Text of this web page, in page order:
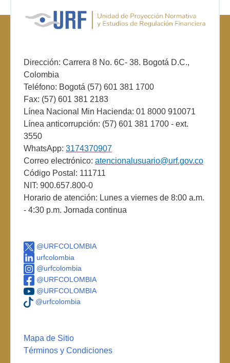
Dirección: Carrera 8 No. 6C- 38. Bogotá D.C.,
Colombia
Teléfono: Bogotá (57) 601 381 1700
Fax: (57) 601 381 2183
Línea Nacional Min Hacienda: 01 8000 910071
Línea anticorrupción: (57) 601 381 1700 - ext.
3550
WhatsApp: 3174370907
Correo electrónico: atencionalusuario@urf.gov.co
Código Postal: 111711
NIT: 900.657.800-0
Horario de atención: Lunes a viernes de 8:00 a.m.
- 4:30 p.m. Jornada continua
@URFCOLOMBIA
urfcolombia
@urfcolombia
@URFCOLOMBIA
@URFCOLOMBIA
@urfcolombia
Mapa de Sitio
Términos y Condiciones